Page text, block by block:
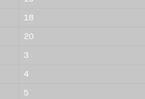
18
20
3
4
5